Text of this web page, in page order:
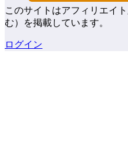
このサイトはアフィリエイ
む）を掲載しています。
ログイン